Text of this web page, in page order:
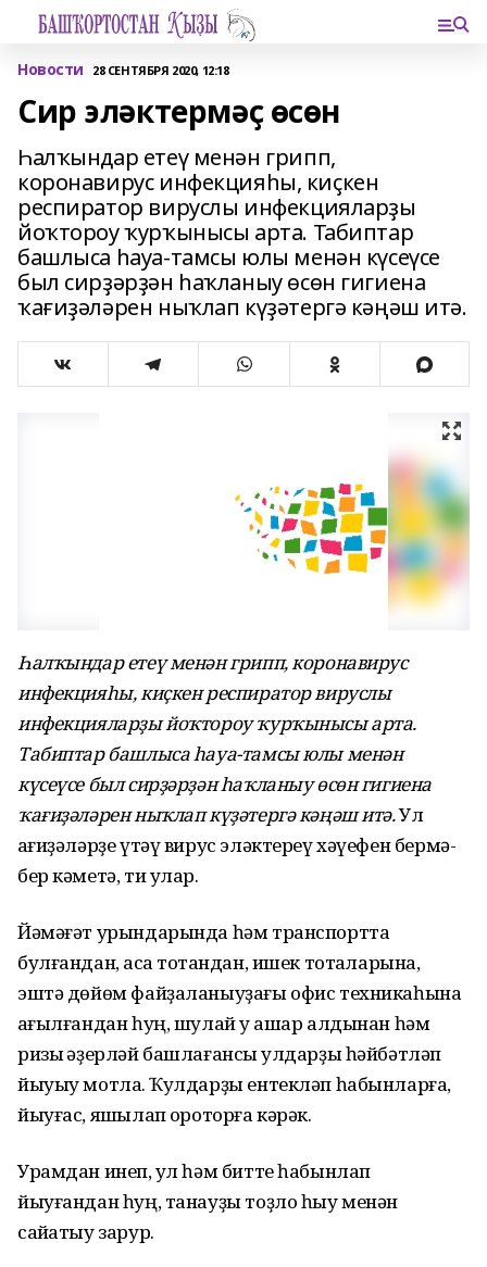
Новости 28 СЕНТЯБРЯ 2020, 12:18
Сир эләктермәҫ өсөн
Һалҡындар етеү менән грипп,
коронавирус инфекцияһы, киҫкен
респиратор вируслы инфекцияларҙы
йоҡтороу ҡурҡынысы арта. Табиптар
башлыса һауа-тамсы юлы менән күсеүсе
был сирҙәрҙән һаҡланыу өсөн гигиена
ҡағиҙәләрен ныҡлап күҙәтергә кәңәш итә.
Һалҡындар етеү менән грипп, коронавирус
инфекцияһы, киҫкен респиратор вируслы
инфекцияларҙы йоҡтороу ҡурҡынысы арта.
Табиптар башлыса һауа-тамсы юлы менән
күсеүсе был сирҙәрҙән һаҡланыу өсөн гигиена
ҡағиҙәләрен ныҡлап күҙәтергә кәңәш итә.Ул
ҡағиҙәләрҙе үтәү вирус эләктереү хәүефен бермә-
бер кәметә, ти улар.
Йәмәғәт урындарында һәм транспортта
булғандан, аҡса тотҡандан, ишек тотҡаларына,
эштә дөйөм файҙаланыуҙағы офис техникаһына
ҡағылғандан һуң, шулай уҡ ашар алдынан һәм
ризыҡ әҙерләй башлағансы ҡулдарҙы һәйбәтләп
йыуыу мотлаҡ. Ҡулдарҙы ентекләп һабынларға,
йыуғас, яҡшылап ҡороторға кәрәк.
Урамдан инеп, ҡул һәм битте һабынлап
йыуғандан һуң, танауҙы тоҙло һыу менән
сайҡатыу зарур.